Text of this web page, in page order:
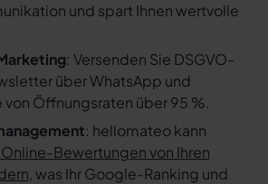
und spart Ihnen wertvolle
: Versenden Sie DSGVO-
über WhatsApp und
von Öffnungsraten über 95 %.
: hellomateo kann
Bewertungen von Ihren
, was Ihr Google-Ranking und